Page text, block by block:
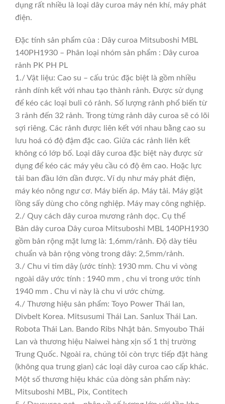
dụng rất nhiều là loại dây curoa máy nén khí, máy phát
điện.
Đặc tính sản phẩm của : Dây curoa Mitsuboshi MBL
140PH1930 – Phân loại nhóm sản phẩm : Dây curoa
rảnh PK PH PL
1./ Vật liệu: Cao su – cấu trúc đặc biệt là gồm nhiều
rảnh dính kết với nhau tạo thành rảnh. Được sử dụng
để kéo các loại buli có rảnh. Số lượng rảnh phổ biến từ
3 rảnh đến 32 rảnh. Trong từng rảnh dây curoa sẽ có lõi
sợi riêng. Các rảnh được liên kết với nhau bằng cao su
lưu hoá có độ đậm đặc cao. Giữa các rảnh liên kết
không có lớp bố. Loại dây curoa đặc biệt này được sử
dụng để kéo các máy yêu cầu có độ êm cao. Hoặc lực
tải ban đầu lớn dần được. Ví dụ như máy phát điện,
máy kéo nông ngư cơ. Máy biến áp. Máy tải. Máy giặt
lồng sấy dùng cho công nghiệp. Máy may công nghiệp.
2./ Quy cách dây curoa mương rảnh dọc. Cụ thể
Bản dây curoa Dây curoa Mitsuboshi MBL 140PH1930
gồm bản rộng mặt lưng là: 1,6mm/rảnh. Độ dày tiêu
chuẩn và bản rộng vòng trong dây: 2,5mm/rảnh.
3./ Chu vi tim dây (ước tính): 1930 mm. Chu vi vòng
ngoài dây ước tính : 1940 mm , chu vi trong ước tính
1940 mm . Chu vi này là chu vi ước chừng.
4./ Thương hiệu sản phẩm: Toyo Power Thái lan,
Divbelt Korea. Mitsusumi Thái Lan. Sanlux Thái Lan.
Robota Thái Lan. Bando Ribs Nhật bản. Smyoubo Thái
Lan và thương hiệu Naiwei hàng xịn số 1 thị trường
Trung Quốc. Ngoài ra, chúng tôi còn trực tiếp đặt hàng
(không qua trung gian) các loại dây curoa cao cấp khác.
Một số thương hiệu khác của dòng sản phẩm này:
Mitsuboshi MBL, Pix, Contitech